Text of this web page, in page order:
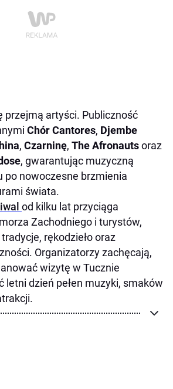
przejmą artyści. Publiczność
Chór Cantores, Djembe
, Czarninę, The Afronautsoraz
, gwarantując muzyczną
po nowoczesne brzmienia
świata.
od kilku lat przyciąga
Zachodniego i turystów,
rękodzieło oraz
Organizatorzy zachęcają,
wizytę w Tucznie
letni dzień pełen muzyki, smaków